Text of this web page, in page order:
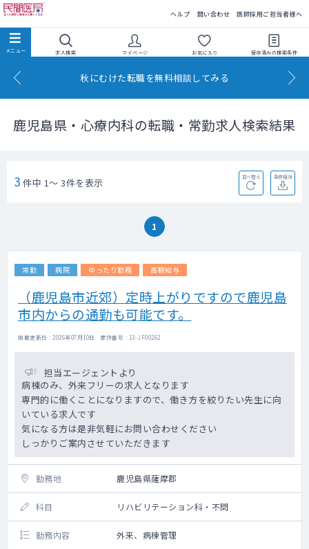
ヘルプ 問い合わせ 医師採用ご担当者様へ
求人検索 マイページ お気に入り 保存済みの検索条件
秋にむけた転職を無料相談してみる
鹿児島県・心療内科の転職・常勤求人検索結果
3 件中 1～ 3件を表示 並べ替え 条件保存
1
常勤 病院 ゆったり勤務 高額給与
（鹿児島市近郊）定時上がりですので鹿児島
市内からの通勤も可能です。
掲載更新日 : 2026年07月10日 案件番号 : 13-JF00262
担当エージェントより
病棟のみ、外来フリーの求人となります
専門的に働くことになりますので、働き方を絞りたい先生に向
いている求人です
気になる方は是非気軽にお問い合わせください
しっかりご案内させていただきます
勤務地 鹿児島県薩摩郡
科目 リハビリテーション科・不問
勤務内容 外来、病棟管理